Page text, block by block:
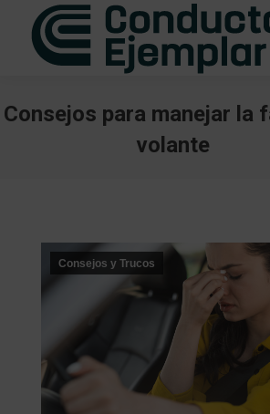
Consejos para manejar la
volante
Consejos y Trucos